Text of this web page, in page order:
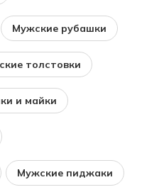
Мужские рубашки
толстовки
и майки
Мужские пиджаки